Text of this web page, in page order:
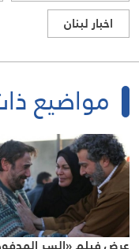
اخبار لبنان
مواضيع